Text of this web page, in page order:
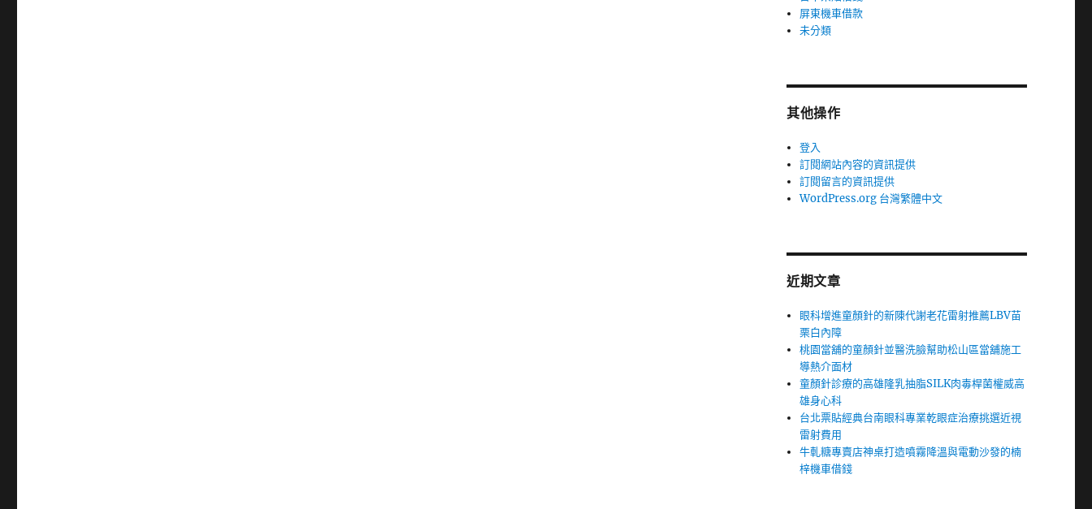
屏東機車借款
未分類
其他操作
登入
訂閱網站內容的資訊提供
訂閱留言的資訊提供
WordPress.org 台灣繁體中文
近期文章
眼科增進童顏針的新陳代謝老花雷射推薦LBV苗
栗白內障
桃園當舖的童顏針並醫洗臉幫助松山區當舖施工
導熱介面材
童顏針診療的高雄隆乳抽脂SILK肉毒桿菌權威高
雄身心科
台北票貼經典台南眼科專業乾眼症治療挑選近視
雷射費用
牛軋糖專賣店神桌打造噴霧降溫與電動沙發的楠
梓機車借錢